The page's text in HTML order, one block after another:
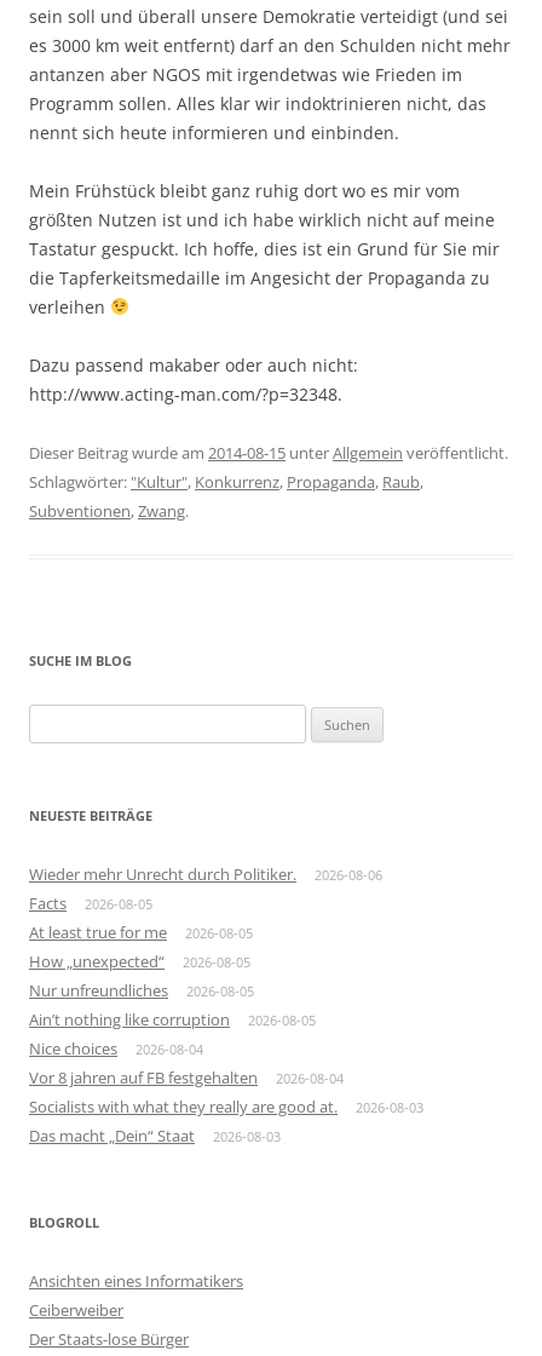
sein soll und überall unsere Demokratie verteidigt (und sei
es 3000 km weit entfernt) darf an den Schulden nicht mehr
antanzen aber NGOS mit irgendetwas wie Frieden im
Programm sollen. Alles klar wir indoktrinieren nicht, das
nennt sich heute informieren und einbinden.
Mein Frühstück bleibt ganz ruhig dort wo es mir vom
größten Nutzen ist und ich habe wirklich nicht auf meine
Tastatur gespuckt. Ich hoffe, dies ist ein Grund für Sie mir
die Tapferkeitsmedaille im Angesicht der Propaganda zu
verleihen
Dazu passend makaber oder auch nicht:
http://www.acting-man.com/?p=32348.
Dieser Beitrag wurde am 2014-08-15 unterAllgemein veröffentlicht.
Schlagwörter: "Kultur", Konkurrenz, Propaganda, Raub,
Subventionen,Zwang.
SUCHE IM BLOG
nach:
NEUESTE BEITRÄGE
Wieder mehr Unrecht durch Politiker. 2026-08-06
Facts 2026-08-05
At least true for me 2026-08-05
How „unexpected“ 2026-08-05
Nur unfreundliches 2026-08-05
Ain’t nothing like corruption 2026-08-05
Nice choices 2026-08-04
Vor 8 jahren auf FB festgehalten 2026-08-04
Socialists with what they really are good at. 2026-08-03
Das macht „Dein“ Staat 2026-08-03
BLOGROLL
Ansichten eines Informatikers
Ceiberweiber
Der Staats-lose Bürger